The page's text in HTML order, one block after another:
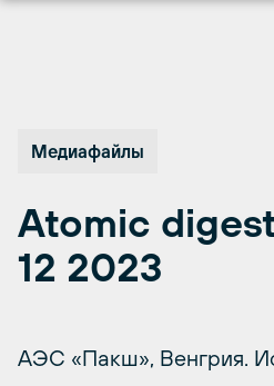
Медиафайлы
Atomic
12 2023
АЭС «Пакш», Венгрия.